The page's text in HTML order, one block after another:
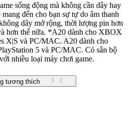
sống động mà không cần dây hay
đến cho bạn sự tự do âm thanh
dây mở rộng, thời lượng pin hơn
hơn thế nữa. *A20 dành cho XBOX
X|S và PC/MAC. A20 dành cho
5 và PC/MAC. Có sẵn bộ
nhiều loại máy chơi game.
tương thích